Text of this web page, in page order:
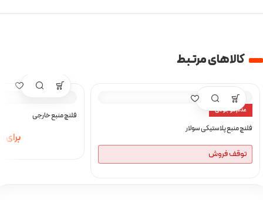
کالا‌های مرتبط
عدم موجودی
فلنچ منبع پلاستیکی سولار
توقف فروش
فلنچ منبع خارجی
برای